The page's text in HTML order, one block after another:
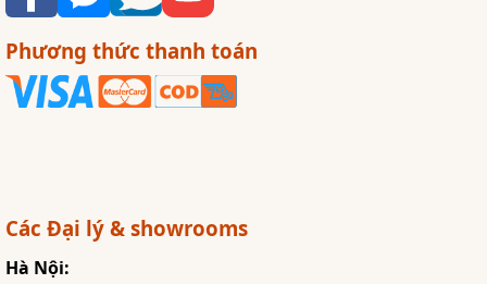
Phương thức thanh toán
Các Đại lý & showrooms
Hà Nội: